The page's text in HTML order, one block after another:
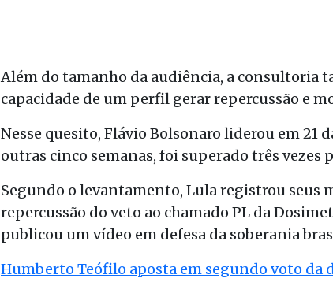
Além do tamanho da audiência, a consultoria
capacidade de um perfil gerar repercussão e
Nesse quesito, Flávio Bolsonaro liderou em 21
outras cinco semanas, foi superado três vezes
Segundo o levantamento, Lula registrou seus
repercussão do veto ao chamado PL da
publicou um vídeo em defesa da soberania
Humberto Teófilo aposta em segundo voto da